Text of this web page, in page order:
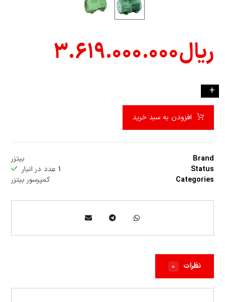
ریال۳.۶۱۹.۰۰۰.۰۰۰
+
افزودن به سبد خرید
Brand
بیتزر
Status
۱ عدد در انبار
Categories
کمپرسور بیتزر
نظرات ۰